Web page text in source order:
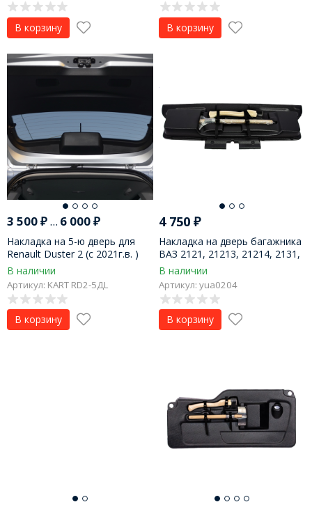
В корзину В корзину
3 500₽... 6 000₽
Накладка на 5-ю дверь для
Renault Duster 2 (с 2021г.в. )
В наличии
Артикул: KART RD2-5ДL
В корзину
4 750₽
Накладка на дверь багажника
ВАЗ 2121, 21213, 21214, 2131,
LADA 4x4 Urban (сапёрная
лопатка+топорик)
В наличии
Артикул: yua0204
В корзину